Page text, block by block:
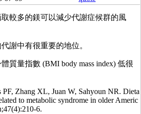
較多的鎂可以減少代謝症候群的風
謝中有很重要的地位。
質量指數 (BMI body mass index) 低很
Zhang XL, Juan W, Sahyoun NR. Dieta
to metabolic syndrome in older Americ
6.